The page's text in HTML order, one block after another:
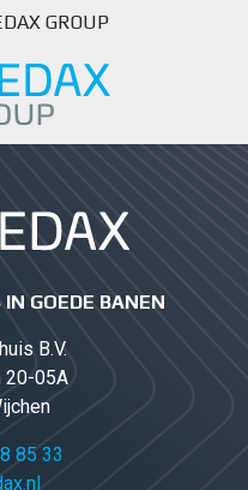
GROUP
GOEDE BANEN
B.V.
20-05A
85 33